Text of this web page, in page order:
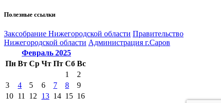
Полезные ссылки
Закcобрание Нижегородской области Правительство
Нижегородской области Администрация г.Саров
Февраль 2025
Пн Вт Ср Чт Пт Сб Вс
1
2
3
4 5 6 7 8
9
10 11 12 13 14 15 16